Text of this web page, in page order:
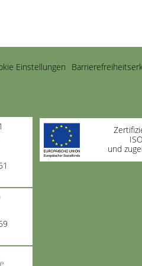
Einstellungen
und